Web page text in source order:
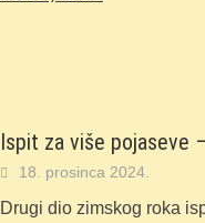
Ispit za više pojaseve
18. prosinca 2024.
Drugi dio zimskog roka